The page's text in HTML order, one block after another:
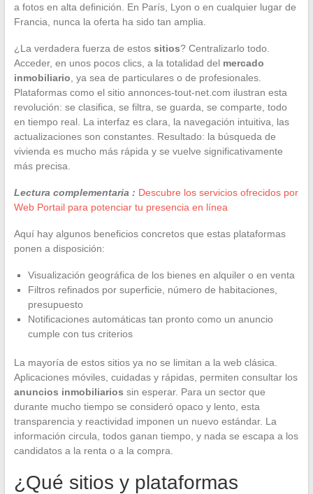
a fotos en alta definición. En París, Lyon o en cualquier lugar de
Francia, nunca la oferta ha sido tan amplia.
¿La verdadera fuerza de estos sitios? Centralizarlo todo.
Acceder, en unos pocos clics, a la totalidad del mercado
inmobiliario , ya sea de particulares o de profesionales.
Plataformas como el sitio annonces-tout-net.com ilustran esta
revolución: se clasifica, se filtra, se guarda, se comparte, todo
en tiempo real. La interfaz es clara, la navegación intuitiva, las
actualizaciones son constantes. Resultado: la búsqueda de
vivienda es mucho más rápida y se vuelve significativamente
más precisa.
Lectura complementaria : Descubre los servicios ofrecidos por
Web Portail para potenciar tu presencia en línea
Aquí hay algunos beneficios concretos que estas plataformas
ponen a disposición:
Visualización geográfica de los bienes en alquiler o en venta
Filtros refinados por superficie, número de habitaciones,
presupuesto
Notificaciones automáticas tan pronto como un anuncio
cumple con tus criterios
La mayoría de estos sitios ya no se limitan a la web clásica.
Aplicaciones móviles, cuidadas y rápidas, permiten consultar los
anuncios inmobiliarios sin esperar. Para un sector que
durante mucho tiempo se consideró opaco y lento, esta
transparencia y reactividad imponen un nuevo estándar. La
información circula, todos ganan tiempo, y nada se escapa a los
candidatos a la renta o a la compra.
¿Qué sitios y plataformas